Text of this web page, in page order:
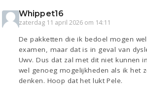
Whippet16
zaterdag 11 april 2026 om 14:11
De pakketten die ik bedoel mogen
examen, maar dat is in geval van
Uwv. Dus dat zal met dit niet kunnen
wel genoeg mogelijkheden als ik het
denken. Hoop dat het lukt Pele.